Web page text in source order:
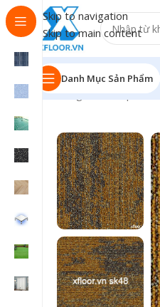
Skip to navigation
Skip to main content
Danh Mục Sản Phẩm
Trang chủ/Sản phẩm/